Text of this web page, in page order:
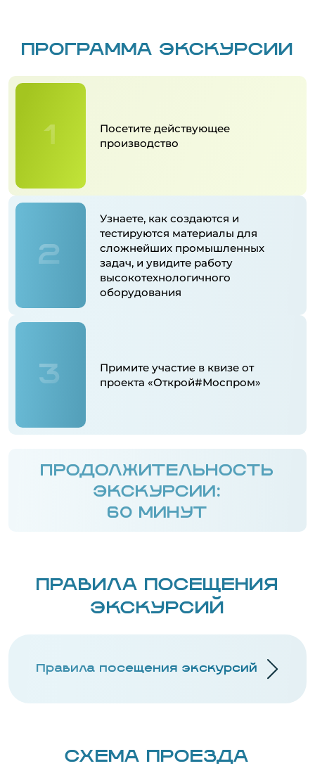
ПРОГРАММА ЭКСКУРСИИ
1
Посетите действующее
производство
2
Узнаете, как создаются и
тестируются материалы для
сложнейших промышленных
задач, и увидите работу
высокотехнологичного
оборудования
3
Примите участие в квизе от
проекта «Открой#Моспром»
ПРОДОЛЖИТЕЛЬНОСТЬ
ЭКСКУРСИИ:
60 МИНУТ
ПРАВИЛА ПОСЕЩЕНИЯ
ЭКСКУРСИЙ
Правила посещения экскурсий
СХЕМА ПРОЕЗДА